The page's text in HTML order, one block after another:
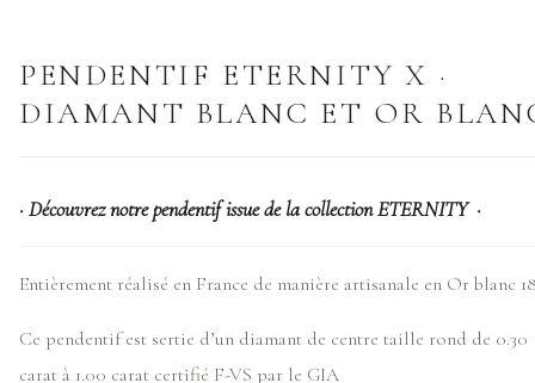
PENDENTIF ETERNITY X ·
DIAMANT BLANC ET OR
· Découvrez notre pendentif issue de la collection ETERNITY ·
Entièrement réalisé en France de manière artisanale en Or blanc
Ce pendentif est sertie d’un diamant de centre taille rond de 0.30
carat à 1.00 carat certifié F-VS par le GIA